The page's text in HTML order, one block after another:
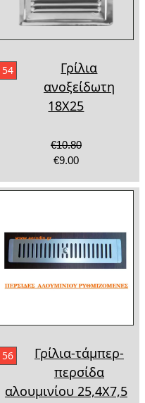
54
Γρίλια
ανοξείδωτη
18Χ25
€10.80
€9.00
56
Γρίλια-τάμπερ-
περσίδα
αλουμινίου 25,4Χ7,5